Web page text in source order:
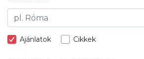
Ajánlatok Cikkek